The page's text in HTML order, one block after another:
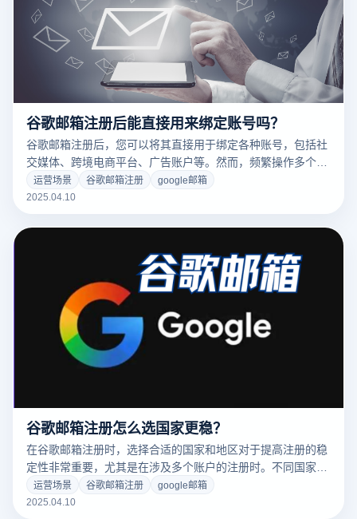
谷歌邮箱注册后能直接用来绑定账号吗？
谷歌邮箱注册后，您可以将其直接用于绑定各种账号，包括社
交媒体、跨境电商平台、广告账户等。然而，频繁操作多个账
户时，可能会遇到一些问题，比如账户关联、验证码验证以及
安全性等问题，尤其是在跨境电商或社交媒体营销中。为了解
理效率。
运营场景 谷歌邮箱注册
google邮箱
2025.04.10
谷歌邮箱注册怎么选国家更稳？
在谷歌邮箱注册时，选择合适的国家和地区对于提高注册的稳
定性非常重要，尤其是在涉及多个账户的注册时。不同国家和
地区的验证机制和限制可能不同，而使用云登指纹浏览器可以
帮助您模拟不同的IP地址和浏览器环境，避免因频繁注册而引
运营场景 谷歌邮箱注册
google邮箱
2025.04.10